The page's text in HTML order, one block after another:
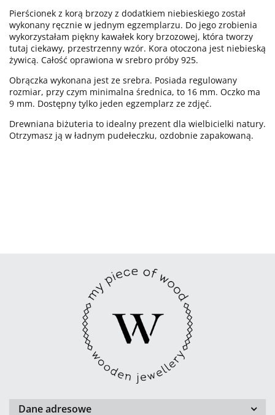
Pierścionek z korą brzozy z dodatkiem niebieskiego został
wykonany ręcznie w jednym egzemplarzu. Do jego zrobienia
wykorzystałam piękny kawałek kory brzozowej, która tworzy
tutaj ciekawy, przestrzenny wzór. Kora otoczona jest niebieską
żywicą. Całość oprawiona w srebro próby 925.
Obrączka wykonana jest ze srebra. Posiada regulowany
rozmiar, przy czym minimalna średnica, to 16 mm. Oczko ma
9 mm. Dostępny tylko jeden egzemplarz ze zdjęć.
Drewniana biżuteria to idealny prezent dla wielbicielki natury.
Otrzymasz ją w ładnym pudełeczku, ozdobnie zapakowaną.
Dane adresowe